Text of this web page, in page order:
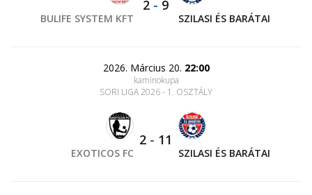
BULIFE SYSTEM KFT
2 - 9
SZILASI ÉS BARÁTAI
2026. Március 20. 22:00
kaminokupa
SORI LIGA 2026 - 1. OSZTÁLY
EXOTICOS FC
2 - 11
SZILASI ÉS BARÁTAI